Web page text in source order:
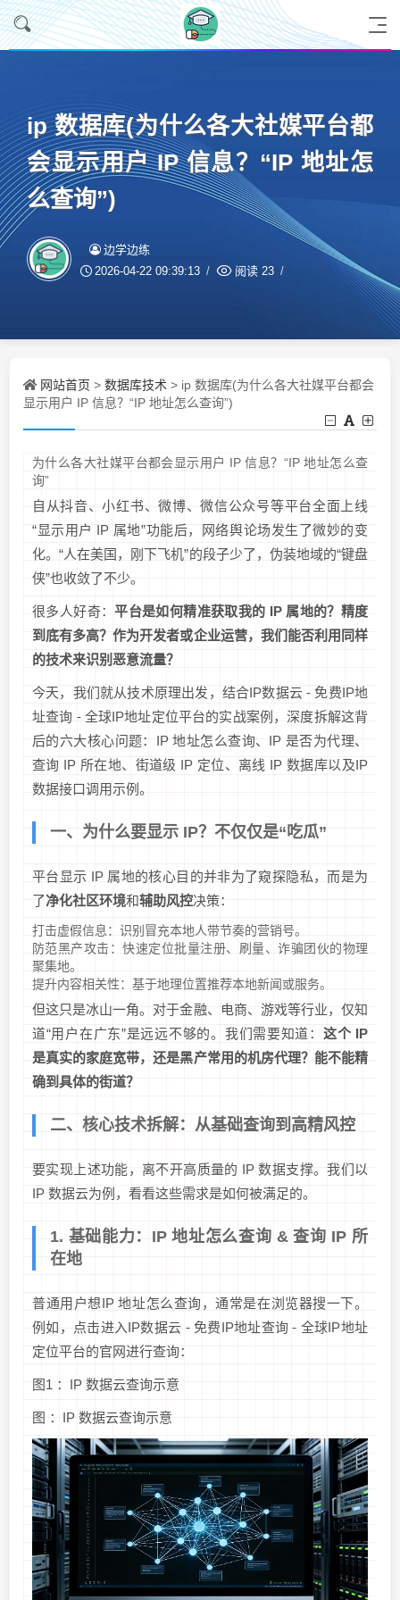
ip 数据库(为什么各大社媒平台都
会显示用户 IP 信息？“IP 地址怎
么查询”)
边学边练
2026-04-22 09:39:13 阅读 23
网站首页 > 数据库技术 > ip 数据库(为什么各大社媒平台都会
显示用户 IP 信息？“IP 地址怎么查询”)
为什么各大社媒平台都会显示用户 IP 信息？“IP 地址怎么查
询”
自从抖音、小红书、微博、微信公众号等平台全面上线
“显示用户 IP 属地”功能后，网络舆论场发生了微妙的变
化。“人在美国，刚下飞机”的段子少了，伪装地域的“键盘
侠”也收敛了不少。
很多人好奇：平台是如何精准获取我的 IP 属地的？精度
到底有多高？作为开发者或企业运营，我们能否利用同样
的技术来识别恶意流量？
今天，我们就从技术原理出发，结合IP数据云 - 免费IP地
址查询 - 全球IP地址定位平台的实战案例，深度拆解这背
后的六大核心问题：IP 地址怎么查询、IP 是否为代理、
查询 IP 所在地、街道级 IP 定位、离线 IP 数据库以及IP
数据接口调用示例。
一、为什么要显示 IP？不仅仅是“吃瓜”
平台显示 IP 属地的核心目的并非为了窥探隐私，而是为
了净化社区环境和辅助风控决策：
打击虚假信息：识别冒充本地人带节奏的营销号。
防范黑产攻击：快速定位批量注册、刷量、诈骗团伙的物理
聚集地。
提升内容相关性：基于地理位置推荐本地新闻或服务。
但这只是冰山一角。对于金融、电商、游戏等行业，仅知
道“用户在广东”是远远不够的。我们需要知道： 这个 IP
是真实的家庭宽带，还是黑产常用的机房代理？能不能精
确到具体的街道？
二、核心技术拆解：从基础查询到高精风控
要实现上述功能，离不开高质量的 IP 数据支撑。我们以
IP 数据云为例，看看这些需求是如何被满足的。
1. 基础能力：IP 地址怎么查询 & 查询 IP 所
在地
普通用户想IP 地址怎么查询，通常是在浏览器搜一下。
例如，点击进入IP数据云 - 免费IP地址查询 - 全球IP地址
定位平台的官网进行查询：
图1 ：IP 数据云查询示意
图 ：IP 数据云查询示意